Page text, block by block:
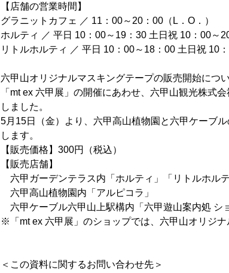
【店舗の営業時間】
グラニットカフェ ／ 11：00～20：00（L．O．）
ホルティ ／ 平日 10：00～19：30 土日祝 10：00～
リトルホルティ ／ 平日 10：00～18：00 土日祝 10
六甲山オリジナルマスキングテープの販売開始につ
「mt ex 六甲展」の開催にあわせ、六甲山観光株式
しました。
5月15日（金）より、六甲高山植物園と六甲ケーブ
します。
【販売価格】300円（税込）
【販売店舗】
六甲ガーデンテラス内「ホルティ」「リトルホルテ
六甲高山植物園内「アルピコラ」
六甲ケーブル六甲山上駅構内「六甲遊山案内処 シ
※「mt ex 六甲展」のショップでは、六甲山オリジ
＜この資料に関するお問い合わせ先＞